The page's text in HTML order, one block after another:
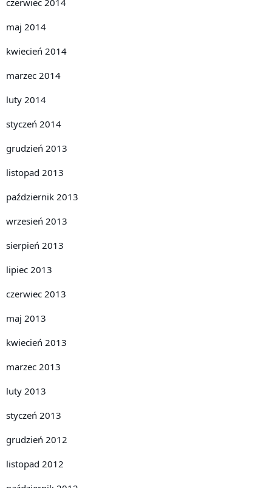
maj 2014
kwiecień 2014
marzec 2014
luty 2014
styczeń 2014
grudzień 2013
listopad 2013
październik 2013
wrzesień 2013
sierpień 2013
lipiec 2013
czerwiec 2013
maj 2013
kwiecień 2013
marzec 2013
luty 2013
styczeń 2013
grudzień 2012
listopad 2012